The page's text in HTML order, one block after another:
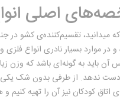
اصلی
میدانید، تقسیم‌کننده‌‌ی کشو در
در موارد بسیار نادری انواع
آن باید به گونه‌‌ای باشد که وزن
دست ندهد. از طرفی بدون شک یکی
اتاق کودکان نیز آن را تهیه